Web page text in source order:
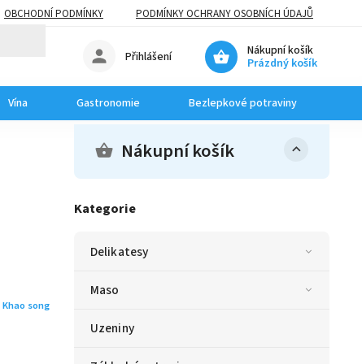
OBCHODNÍ PODMÍNKY PODMÍNKY OCHRANY OSOBNÍCH ÚDAJŮ
Nákupní košík
Prázdný košík
Přihlášení
Vína Gastronomie Bezlepkové potraviny
Nákupní košík
Kategorie
Delikatesy
Maso
Uzeniny
Khao song